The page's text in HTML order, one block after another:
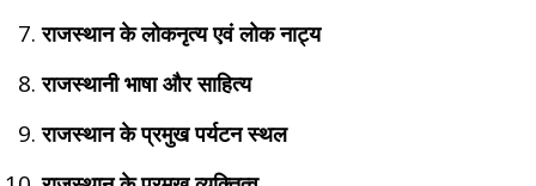
राजस्थान के लोकनृत्य एवं लोक नाट्य
राजस्थानी भाषा और साहित्य
राजस्थान के प्रमुख पर्यटन स्थल